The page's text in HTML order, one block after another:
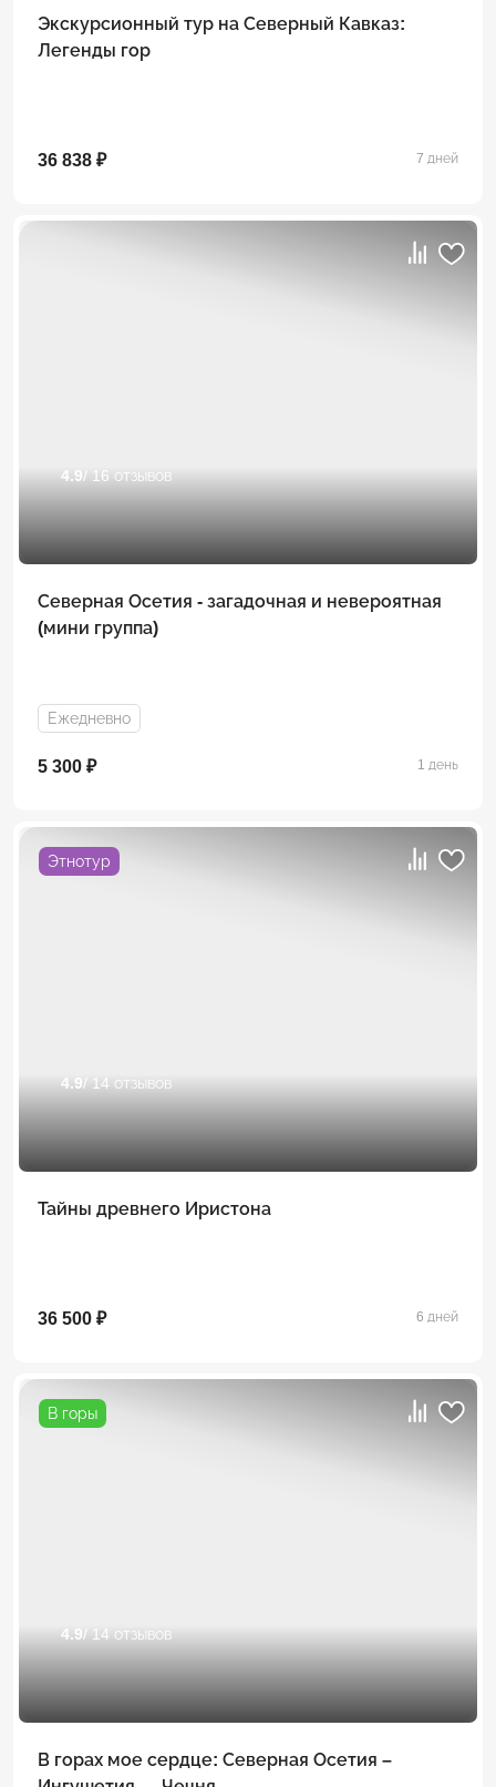
Экскурсионный тур на Северный Кавказ:
Легенды гор
36 838 ₽ 7 дней
4.9/ 16 отзывов
Северная Осетия - загадочная и невероятная
(мини группа)
Ежедневно
5 300 ₽ 1 день
Этнотур
4.9 / 14 отзывов
Тайны древнего Иристона
36 500 ₽ 6 дней
В горы
4.9 / 14 отзывов
В горах мое сердце: Северная Осетия –